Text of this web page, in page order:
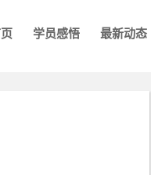
学员感悟 最新动态